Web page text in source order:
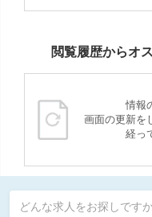
閲覧履歴からオ
情報
画面の更新を
経っ
どんな求人をお探しです